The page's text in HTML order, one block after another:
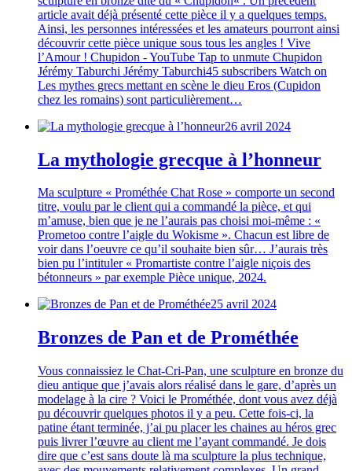
article avait déjà présenté cette pièce il y a quelques temps.
Ainsi, les personnes intéressées et les amateurs pourront ainsi
découvrir cette pièce unique sous tous les angles ! Vive
l’Amour ! Chupidon - YouTube Tap to unmute Chupidon
Jérémy Taburchi Jérémy Taburchi45 subscribers Watch on
Les mythes grecs mettant en scène le dieu Eros (Cupidon
chez les romains) sont particulièrement…
26 avril 2024
La mythologie grecque à l’honneur
Ma sculpture « Prométhée Chat Rose » comporte un second
titre, voulu par le client qui a commandé la pièce, et qui
m’amuse, bien que je ne l’aurais pas choisi moi-même : «
Prometoo contre l’aigle du Wokisme ». Chacun est libre de
voir dans l’oeuvre ce qu’il souhaite bien sûr… J’aurais très
bien pu l’intituler « Promartiste contre l’aigle niçois des
bétonneurs » par exemple Pièce unique, 2024.
25 avril 2024
Bronzes de Pan et de Prométhée
Vous connaissiez le Chat-Cri-Pan, une sculpture en bronze du
dieu antique que j’avais alors réalisé dans le gare, d’après un
modelage à la cire ? Voici le Prométhée, dont vous avez déjà
pu découvrir quelques photos il y a peu. Cette fois-ci, la
patine étant terminée, j’ai pu placer les chaines au héros grec
puis livrer l’œuvre au client me l’ayant commandé. Je dois
dire que c’est sans doute là ma sculpture la plus technique,